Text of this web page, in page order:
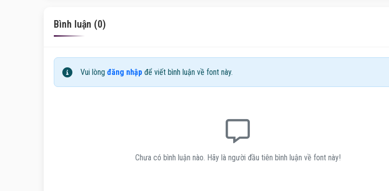
Bình luận (0)
Vui lòng đăng nhập để viết bình luận về font này.
Chưa có bình luận nào. Hãy là người đầu tiên bình luận về font này!